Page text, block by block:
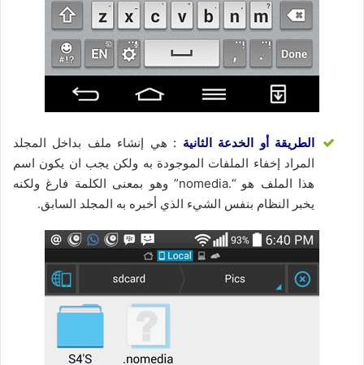
الطريقة أو الخدعة الثانية : هي إنشاء ملف بداخل المجلد
المراد إخفاء الملفات الموجودة به ولكن يجب ان يكون اسم
هذا الملف هو “.nomedia” وهو بمعنى الكلمة فارغ ولكنه
يخبر النظام بنفس الشيء الذي أخبره به المجلد السابق.